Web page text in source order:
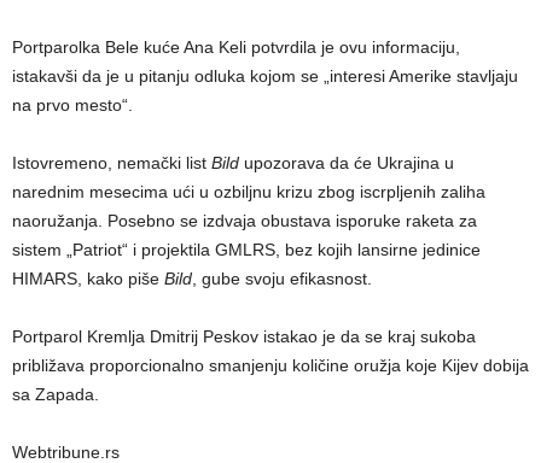
Portparolka Bele kuće Ana Keli potvrdila je ovu informaciju,
istakavši da je u pitanju odluka kojom se „interesi Amerike stavljaju
na prvo mesto“.
Istovremeno, nemački list Bild upozorava da će Ukrajina u
narednim mesecima ući u ozbiljnu krizu zbog iscrpljenih zaliha
naoružanja. Posebno se izdvaja obustava isporuke raketa za
sistem „Patriot“ i projektila GMLRS, bez kojih lansirne jedinice
HIMARS, kako piše Bild , gube svoju efikasnost.
Portparol Kremlja Dmitrij Peskov istakao je da se kraj sukoba
približava proporcionalno smanjenju količine oružja koje Kijev dobija
sa Zapada.
Webtribune.rs